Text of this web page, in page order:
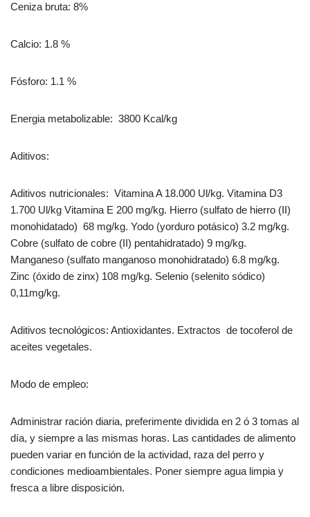
Ceniza bruta: 8%
Calcio: 1.8 %
Fósforo: 1.1 %
Energia metabolizable: 3800 Kcal/kg
Aditivos:
Aditivos nutricionales: Vitamina A 18.000 Ul/kg. Vitamina D3
1.700 Ul/kg Vitamina E 200 mg/kg. Hierro (sulfato de hierro (II)
monohidatado) 68 mg/kg. Yodo (yorduro potásico) 3.2 mg/kg.
Cobre (sulfato de cobre (II) pentahidratado) 9 mg/kg.
Manganeso (sulfato manganoso monohidratado) 6.8 mg/kg.
Zinc (óxido de zinx) 108 mg/kg. Selenio (selenito sódico)
0,11mg/kg.
Aditivos tecnológicos: Antioxidantes. Extractos de tocoferol de
aceites vegetales.
Modo de empleo:
Administrar ración diaria, preferimente dividida en 2 ó 3 tomas al
día, y siempre a las mismas horas. Las cantidades de alimento
pueden variar en función de la actividad, raza del perro y
condiciones medioambientales. Poner siempre agua limpia y
fresca a libre disposición.